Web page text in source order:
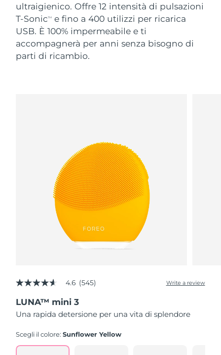
ultraigienico. Offre 12 intensità di pulsazioni
T-SonicTM
e fino a 400 utilizzi per ricarica
USB. È 100% impermeabile e ti
accompagnerà per anni senza bisogno di
parti di ricambio.
4.6
of
5
stars,
rating
Read
4.6 (545) Write a review
LUNA™ mini 3
Una rapida detersione per una vita di splendore
Scegli il colore:Sunflower Yellow